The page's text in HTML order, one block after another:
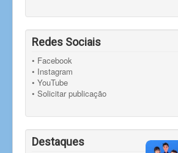
Redes Sociais
• Facebook
• Instagram
• YouTube
• Solicitar publicação
Destaques